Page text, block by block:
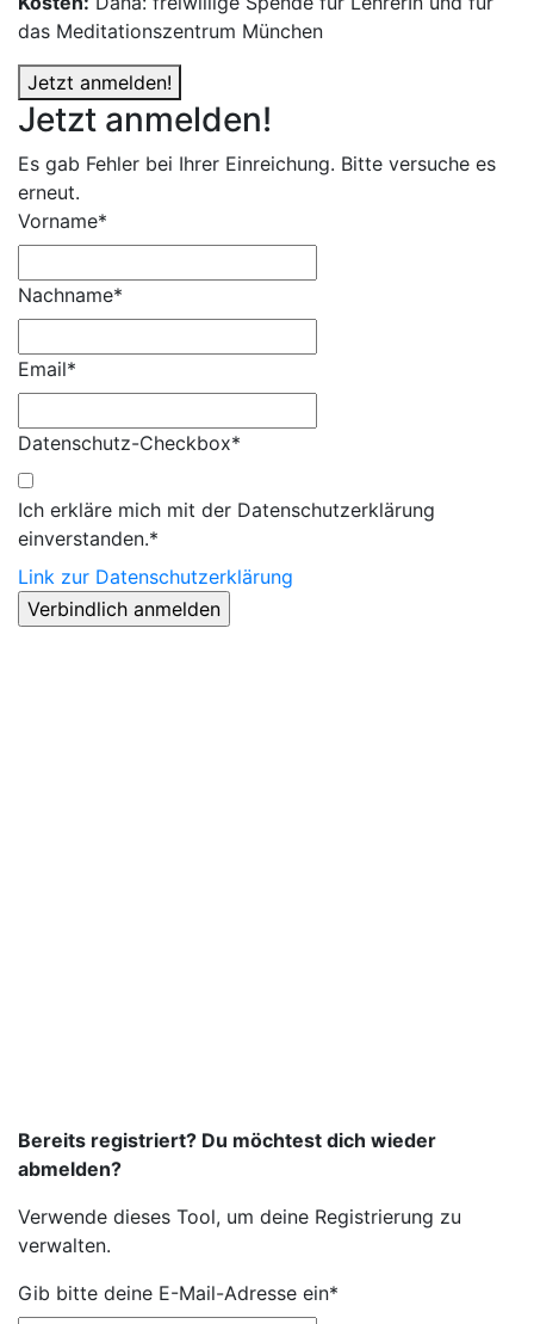
das Meditationszentrum München
Jetzt anmelden!
Jetzt anmelden!
Es gab Fehler bei Ihrer Einreichung. Bitte versuche es
erneut.
Vorname*
Nachname*
Email*
Datenschutz-Checkbox*
Ich erkläre mich mit der Datenschutzerklärung
einverstanden.*
Link zur Datenschutzerklärung
Bereits registriert? Du möchtest dich wieder
abmelden?
Verwende dieses Tool, um deine Registrierung zu
verwalten.
Gib bitte deine E-Mail-Adresse ein*